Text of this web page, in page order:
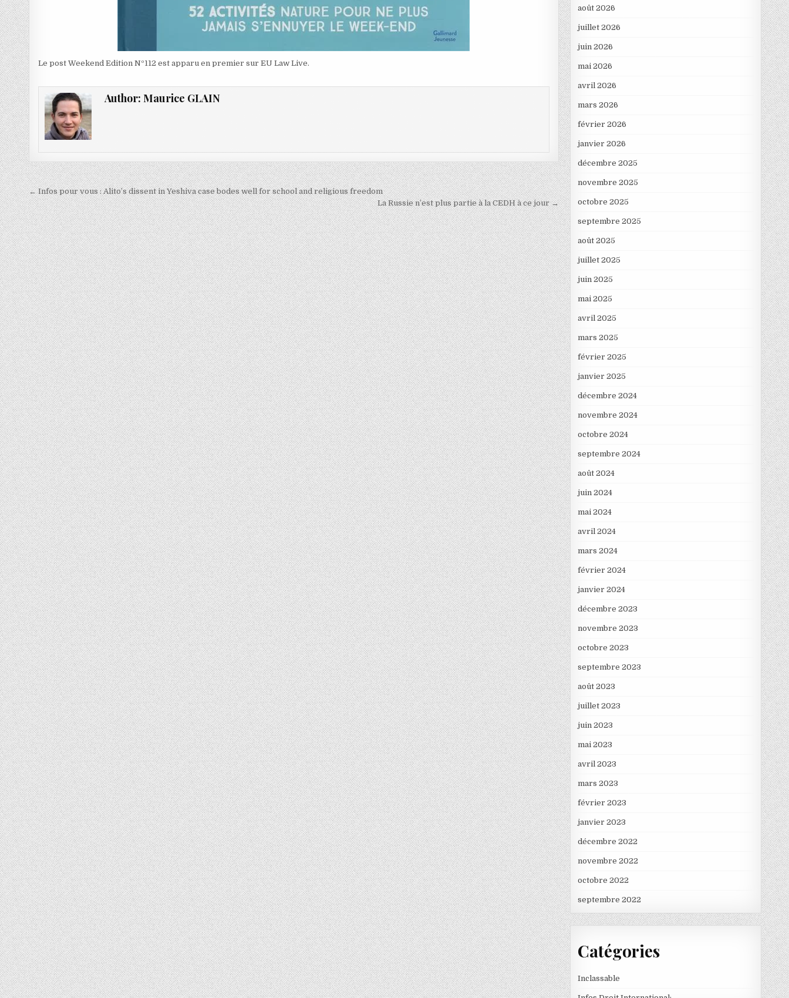
Le post Weekend Edition Nº112 est apparu en premier sur EU Law Live.
Author: Maurice GLAIN
Navigation
de
l’article
← Infos pour vous : Alito’s dissent in Yeshiva case bodes well for school and religious freedom
La Russie n’est plus partie à la CEDH à ce jour →
août 2026
juillet 2026
juin 2026
mai 2026
avril 2026
mars 2026
février 2026
janvier 2026
décembre 2025
novembre 2025
octobre 2025
septembre 2025
août 2025
juillet 2025
juin 2025
mai 2025
avril 2025
mars 2025
février 2025
janvier 2025
décembre 2024
novembre 2024
octobre 2024
septembre 2024
août 2024
juin 2024
mai 2024
avril 2024
mars 2024
février 2024
janvier 2024
décembre 2023
novembre 2023
octobre 2023
septembre 2023
août 2023
juillet 2023
juin 2023
mai 2023
avril 2023
mars 2023
février 2023
janvier 2023
décembre 2022
novembre 2022
octobre 2022
septembre 2022
Catégories
Inclassable